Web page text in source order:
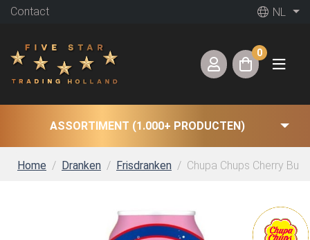
Contact NL
0
ASSORTIMENT (1.000+ PRODUCTEN)
Home Dranken Frisdranken Chupa Chups Cherry